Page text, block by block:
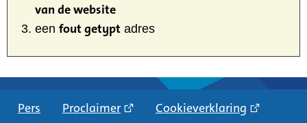
van de website
een fout getypt adres
Pers Proclaimer Cookieverklaring